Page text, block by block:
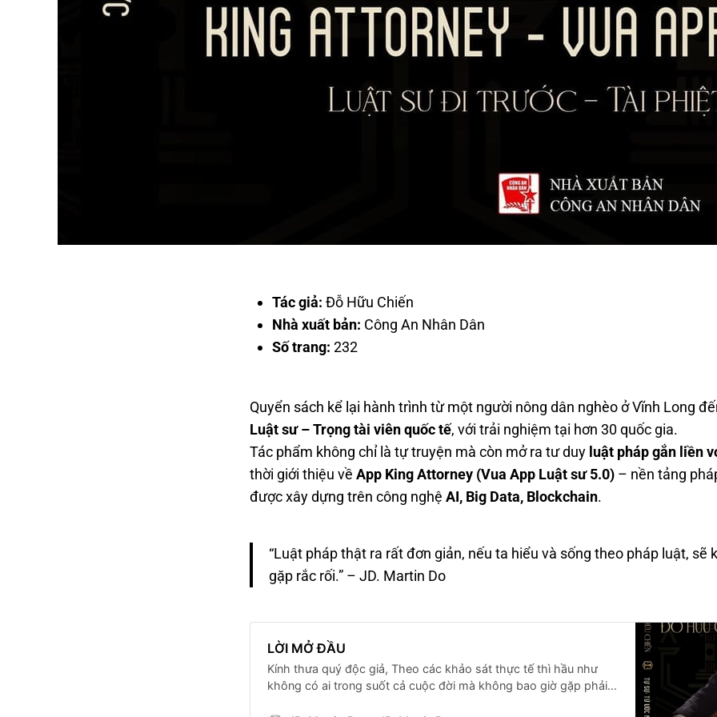
Tác giả: Đỗ Hữu Chiến
Nhà xuất bản: Công An Nhân Dân
Số trang: 232
Quyển sách kể lại hành trình từ một người nông dân nghèo ở Vĩnh Long
Luật sư – Trọng tài viên quốc tế, với trải nghiệm tại hơn 30 quốc gia.
Tác phẩm không chỉ là tự truyện mà còn mở ra tư duy luật pháp gắn liền
thời giới thiệu về App King Attorney (Vua App Luật sư 5.0) – nền tảng
được xây dựng trên công nghệ AI, Big Data, Blockchain.
“Luật pháp thật ra rất đơn giản, nếu ta hiểu và sống theo pháp luật, sẽ
gặp rắc rối.” – JD. Martin Do
LỜI MỞ ĐẦU
Kính thưa quý độc giả, Theo các khảo sát thực tế thì hầu như
không có ai trong suốt cả cuộc đời mà không bao giờ gặp phải